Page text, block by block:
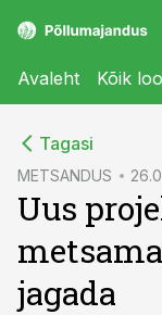
Avaleht Kõik
Tagasi
METSANDUS
Uus
jagada